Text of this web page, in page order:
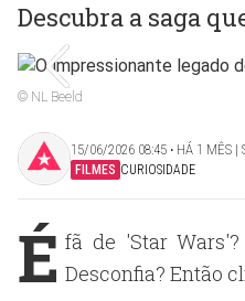
Descubra a saga
© NL Beeld
15/06/2026 08:45 ‧ HÁ 1 MÊS |
FILMES CURIOSIDADE
É fã de 'Star
Desconfia? Então